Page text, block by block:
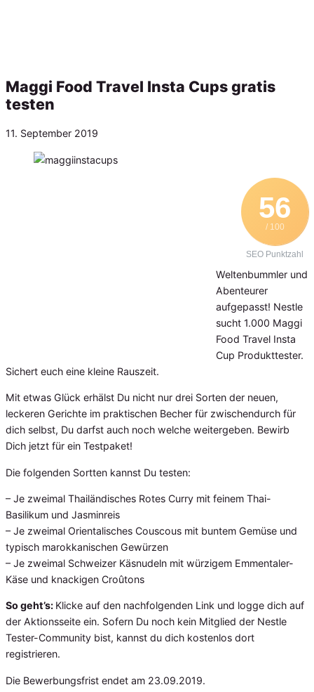
Maggi Food Travel Insta Cups gratis
testen
Veröffentlicht
11. September 2019
56
/ 100
SEO Punktzahl
Weltenbummler und
Abenteurer
aufgepasst! Nestle
sucht 1.000 Maggi
Food Travel Insta
Cup Produkttester.
Sichert euch eine kleine Rauszeit.
Mit etwas Glück erhälst Du nicht nur drei Sorten der neuen,
leckeren Gerichte im praktischen Becher für zwischendurch für
dich selbst, Du darfst auch noch welche weitergeben. Bewirb
Dich jetzt für ein Testpaket!
Die folgenden Sortten kannst Du testen:
– Je zweimal Thailändisches Rotes Curry mit feinem Thai-
Basilikum und Jasminreis
– Je zweimal Orientalisches Couscous mit buntem Gemüse und
typisch marokkanischen Gewürzen
– Je zweimal Schweizer Käsnudeln mit würzigem Emmentaler-
Käse und knackigen Croûtons
So geht’s: Klicke auf den nachfolgenden Link und logge dich auf
der Aktionsseite ein. Sofern Du noch kein Mitglied der Nestle
Tester-Community bist, kannst du dich kostenlos dort
registrieren.
Die Bewerbungsfrist endet am 23.09.2019.